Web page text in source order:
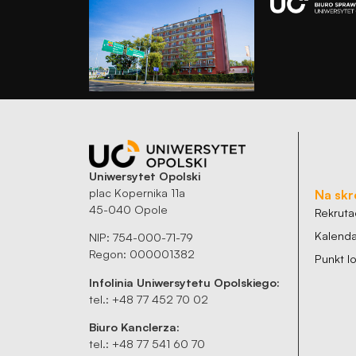
Uniwersytet Opolski
plac Kopernika 11a
45-040 Opole
NIP: 754-000-71-79
Regon: 000001382
Infolinia Uniwersytetu Opolskiego:
tel.: +48 77 452 70 02
Biuro Kanclerza:
tel.: +48 77 541 60 70
Na
Punkt